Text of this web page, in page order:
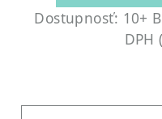
Dostupnosť: 10+
DPH